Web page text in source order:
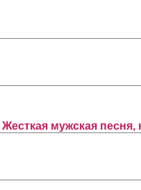
мужская песня,